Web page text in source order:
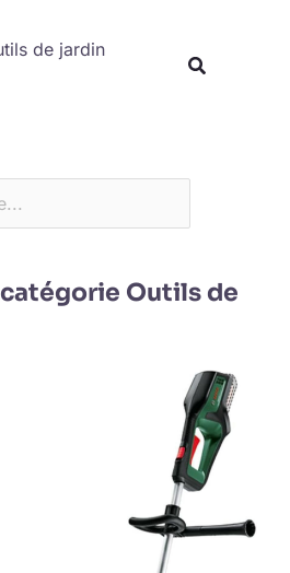
de jardin
catégorie Outils de